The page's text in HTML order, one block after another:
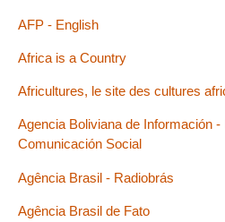
AFP - English
Africa is a Country
Africultures, le site des cultures
Agencia Boliviana de Información
Comunicación Social
Agência Brasil - Radiobrás
Agência Brasil de Fato